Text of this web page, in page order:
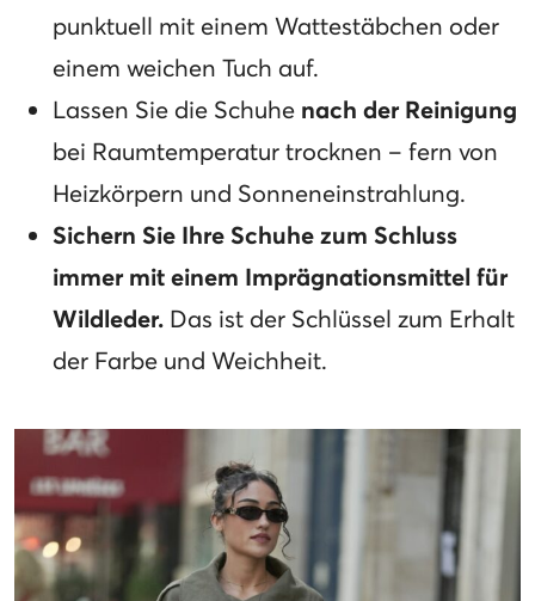
punktuell mit einem Wattestäbchen oder
einem weichen Tuch auf.
Lassen Sie die Schuhe nach der Reinigung
bei Raumtemperatur trocknen – fern von
Heizkörpern und Sonneneinstrahlung.
Sichern Sie Ihre Schuhe zum Schluss
immer mit einem Imprägnationsmittel für
Wildleder. Das ist der Schlüssel zum Erhalt
der Farbe und Weichheit.